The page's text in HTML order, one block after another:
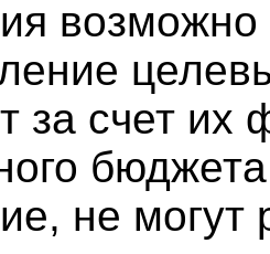
за счет их
не могут